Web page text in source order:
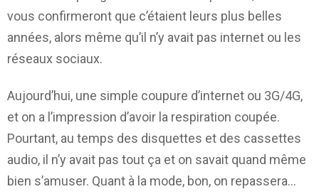
vous confirmeront que c’étaient leurs plus belles
années, alors même qu’il n’y avait pas internet ou les
réseaux sociaux.
Aujourd’hui, une simple coupure d’internet ou 3G/4G,
et on a l’impression d’avoir la respiration coupée.
Pourtant, au temps des disquettes et des cassettes
audio, il n’y avait pas tout ça et on savait quand même
bien s’amuser. Quant à la mode, bon, on repassera…